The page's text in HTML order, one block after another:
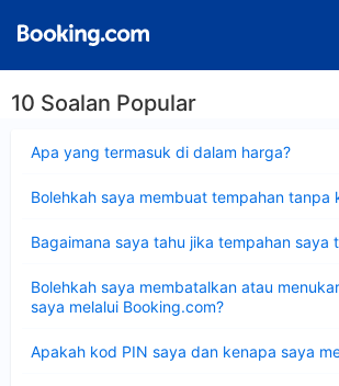
10 Soalan Popular
Apa yang termasuk di dalam harga?
Bolehkah saya membuat tempahan tanpa
Bagaimana saya tahu jika tempahan saya
Bolehkah saya membatalkan atau
saya melalui Booking.com?
Apakah kod PIN saya dan kenapa saya